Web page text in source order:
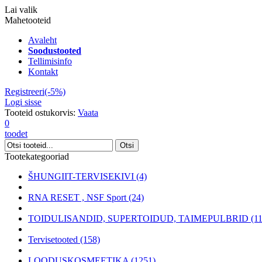
Lai valik
Mahetooteid
Avaleht
Soodustooted
Tellimisinfo
Kontakt
Registreeri(-5%)
Logi sisse
Tooteid ostukorvis: Vaata
0
toodet
Tootekategooriad
ŠHUNGIIT-TERVISEKIVI (4)
RNA RESET , NSF Sport (24)
TOIDULISANDID, SUPERTOIDUD, TAIMEPULBRID
Tervisetooted (158)